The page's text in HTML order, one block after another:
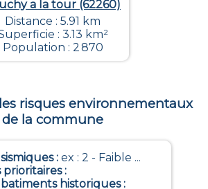
a la tour (62260)
Distance : 5.91 km
: 3.13 km²
Population : 2 870
risques environnementaux
de la commune
: ex : 2 - Faible ...
:
historiques: